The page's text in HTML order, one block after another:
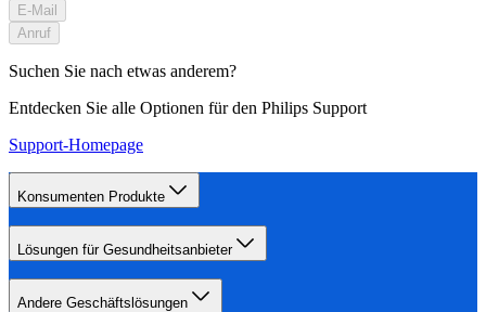
E-Mail
Anruf
Suchen Sie nach etwas anderem?
Entdecken Sie alle Optionen für den Philips Support
Support-Homepage
Konsumenten Produkte
Lösungen für Gesundheitsanbieter
Andere Geschäftslösungen